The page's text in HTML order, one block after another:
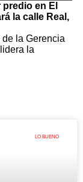
en El
la calle Real,
la Gerencia
la
LO BUENO